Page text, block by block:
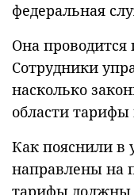
федеральная
Она
Сотрудники
насколько
области тарифы
Как пояснили в
направлены на
тарифы должны